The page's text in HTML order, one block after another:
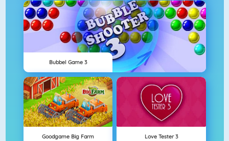
Bubbel Game 3
Goodgame Big Farm Love Tester 3